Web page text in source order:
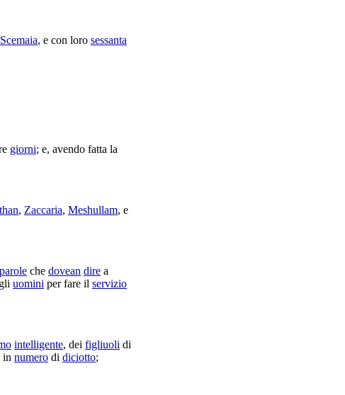
Scemaia, e con loro sessanta
giorni; e, avendo fatta la
, Zaccaria, Meshullam, e
parole che dovean dire a
uomini per fare il servizio
intelligente, dei figliuoli di
in numero di diciotto;